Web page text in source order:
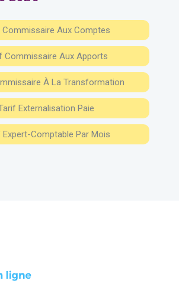
Commissaire Aux Comptes
Commissaire Aux Apports
À La Transformation
Externalisation Paie
Expert-Comptable Par Mois